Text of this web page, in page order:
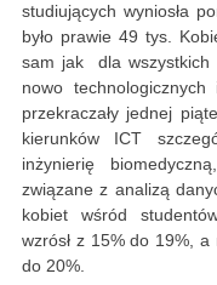
studiujących wyniosła
było prawie 49 tys.
sam jak dla wszystkich
nowo
przekraczały jednej
kierunków ICT
inżynierię
związane z analizą
kobiet wśród
wzrósł z 15% do 19%,
do 20%.